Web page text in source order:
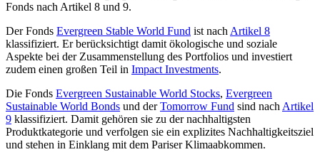
Fonds nach Artikel 8 und 9.
Der Fonds Evergreen Stable World Fund ist nach Artikel 8
klassifiziert. Er berücksichtigt damit ökologische und soziale
Aspekte bei der Zusammenstellung des Portfolios und investiert
zudem einen großen Teil in Impact Investments.
Die Fonds Evergreen Sustainable World Stocks, Evergreen
Sustainable World Bonds und derTomorrow Fund sind nach Artikel
9 klassifiziert. Damit gehören sie zu der nachhaltigsten
Produktkategorie und verfolgen sie ein explizites Nachhaltigkeitsziel
und stehen in Einklang mit dem Pariser Klimaabkommen.